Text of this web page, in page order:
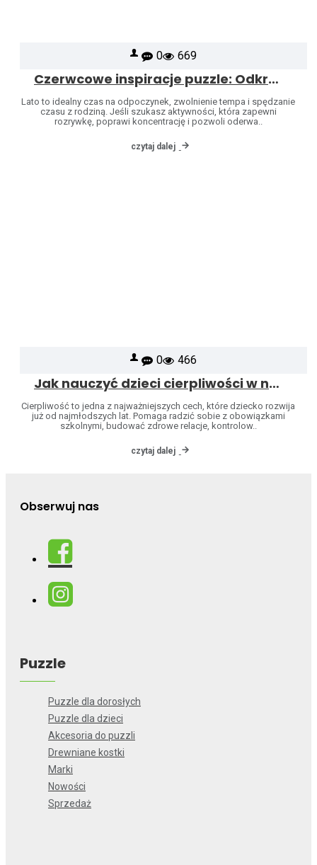
0 669
Czerwcowe inspiracje puzzle: Odkryj świat marek Heye i Jumbo
Lato to idealny czas na odpoczynek, zwolnienie tempa i spędzanie
czasu z rodziną. Jeśli szukasz aktywności, która zapewni
rozrywkę, poprawi koncentrację i pozwoli oderwa..
czytaj dalej
0 466
Jak nauczyć dzieci cierpliwości w naturalny sposób
Cierpliwość to jedna z najważniejszych cech, które dziecko rozwija
już od najmłodszych lat. Pomaga radzić sobie z obowiązkami
szkolnymi, budować zdrowe relacje, kontrolow..
czytaj dalej
Obserwuj nas
Puzzle
Puzzle dla dorosłych
Puzzle dla dzieci
Akcesoria do puzzli
Drewniane kostki
Marki
Nowości
Sprzedaż